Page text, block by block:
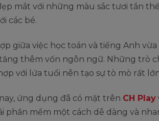
mắt với những màu sắc tươi tắn
các bé.
giữa việc học toán và tiếng Anh
thêm vốn ngôn ngữ. Những trò
với lứa tuổi nên tạo sự tò mò rất
ứng dụng đã có mặt trên CH Play
phần mềm một cách dễ dàng và